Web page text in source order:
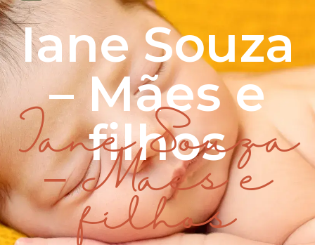
Iane Souza
– Mães e
filhos
Iane Souza
– Mães e
filhos